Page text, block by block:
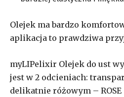
Olejek ma bardzo
aplikacja to prawdziwa
myLIPelixir Olejek do ust
jest w 2 odcieniach:
delikatnie różowym – ROSE